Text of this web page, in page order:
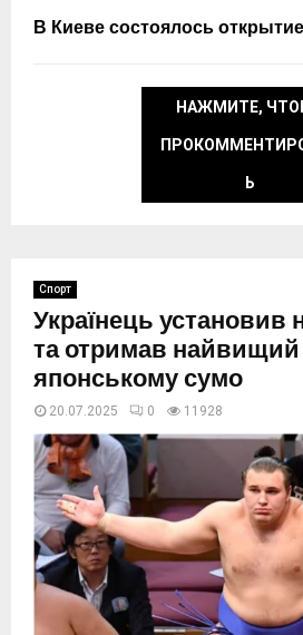
В Киеве состоялось
НАЖМИТЕ,
Ь
Спорт
Українець установив
та отримав найвищий
японському сумо
20.07.2025 0 11928